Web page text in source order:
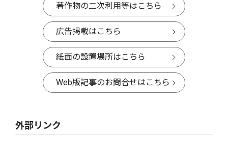
著作物の二次利用等はこちら
広告掲載はこちら
紙面の設置場所はこちら
Web版記事のお問合せはこちら
外部リンク